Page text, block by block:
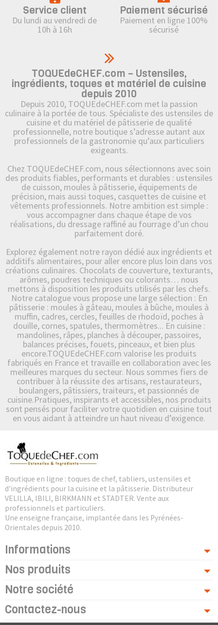
Service client
Du lundi au vendredi de
10h à 16h
Paiement sécurisé
Paiement en ligne 100%
sécurisé
TOQUEdeCHEF.com – Ustensiles,
ingrédients, toques et matériel de cuisine
depuis 2010
Depuis 2010, TOQUEdeCHEF.com met la passion
culinaire à la portée de tous. Spécialiste des ustensiles de
cuisine et du matériel de pâtisserie de qualité
professionnelle, notre boutique s’adresse autant aux
professionnels de la gastronomie qu’aux particuliers
exigeants.
Chez TOQUEdeCHEF.com, nous sélectionnons avec soin
des produits fiables, performants et durables : ustensiles
de cuisson, moules à pâtisserie, équipements de
précision, mais aussi toques, casquettes de cuisine et
vêtements professionnels. Notre ambition est simple :
vous accompagner dans chaque étape de vos
réalisations, du dressage raffiné au fourrage d’un chou
parfaitement doré.
Explorez également notre rayon dédié aux ingrédients et
additifs alimentaires, pour aller encore plus loin dans vos
créations culinaires. Chocolats de couverture, texturants,
arômes, poudres techniques ou colorants… nous
mettons à disposition les produits utilisés par les chefs.
Notre catalogue vous propose une large sélection : En
pâtisserie : moules à gâteau, moules à bûche, moules à
muffin, cadres, cercles, feuilles de rhodoïd, poches à
douille, cornes, spatules, thermomètres... En cuisine :
mandolines, râpes, planches à découper, passoires,
balances précises, fouets, pinceaux, et bien plus
encore.TOQUEdeCHEF.com valorise les produits
fabriqués en France et travaille en collaboration avec les
meilleures marques du secteur. Nous sommes fiers de
contribuer à la réussite des artisans, restaurateurs,
boulangers, pâtissiers, traiteurs, et passionnés de
cuisine.Pratiques, inspirants et accessibles, nos produits
sont pensés pour faciliter votre quotidien en cuisine tout
en vous aidant à atteindre un haut niveau d’exigence.
Boutique en ligne : toques de chef, tabliers, ustensiles et
d'ingrédients pour la cuisine et la pâtisserie. Distributeur
VELILLA, IBILI, BIRKMANN et STADTER. Vente aux
professionnels et particuliers.
Une enseigne française, implantée dans les Pyrénées-
Orientales depuis 2010.
Informations
Nos produits
Notre société
Contactez-nous